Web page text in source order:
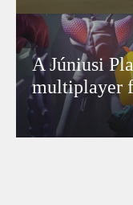
A Júniusi
multiplayer